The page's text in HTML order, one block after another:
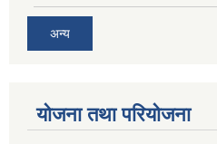
अन्य
योजना तथा परियोजना